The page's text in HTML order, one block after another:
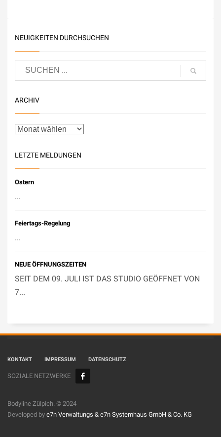
NEUIGKEITEN DURCHSUCHEN
ARCHIV
LETZTE MELDUNGEN
Ostern
...
Feiertags-Regelung
...
NEUE ÖFFNUNGSZEITEN
SEIT DEM 09. JULI IST DAS STUDIO GEÖFFNET VON
7...
KONTAKT IMPRESSUM DATENSCHUTZ
SOZIALE NETZWERKE
Bodyline Zülpich. © 2024
Developed by e7n Verwaltungs & e7n Systemhaus GmbH & Co. KG